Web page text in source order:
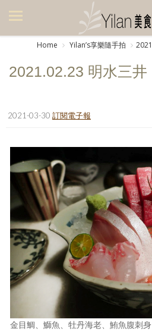
美食集
生活風
書房集
日記簿
餐桌週記
享樂隨手拍
照相簿
創意出版服務
Home Yilanʼs享樂隨手拍 2021
2021.02.23 明水三井
2021-03-30 訂閱電子報
金目鯛、鰤魚、牡丹海老、鮪魚腹刺身